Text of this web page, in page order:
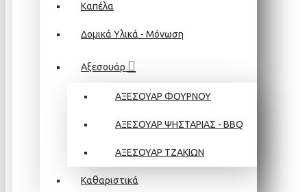
Καπέλα
Δομικά Υλικά - Μόνωση
Αξεσουάρ
ΑΞΕΣΟΥΑΡ ΦΟΥΡΝΟΥ
ΑΞΕΣΟΥΑΡ ΨΗΣΤΑΡΙΑΣ - BBQ
ΑΞΕΣΟΥΑΡ ΤΖΑΚΙΩΝ
Καθαριστικά